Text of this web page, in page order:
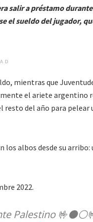
salir a préstamo
el sueldo del jugador,
mientras que
el ariete argentino
resto del año para pelear
albos desde su arribo:
2022.
Palestino